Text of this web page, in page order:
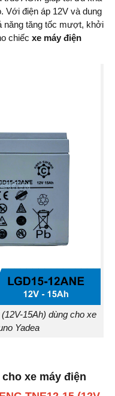
Với điện áp 12V và dung
năng tăng tốc mượt, khởi
chiếc xe máy điện
15Ah) dùng cho xe
Yadea
xe máy điện